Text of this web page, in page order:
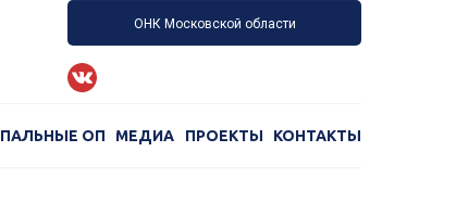
ОНК Московской области
ОП МЕДИА ПРОЕКТЫ КОНТАКТЫ